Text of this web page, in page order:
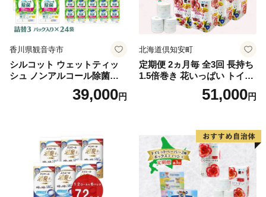
香川県観音寺市
シルコット ウェットティッ
シュ ノンアルコール除菌詰
替（43枚×3P）×24袋 日用品
おもちゃ 拭き取り 手拭き 外
39,000円
北海道倶知安町
定期便 2ヵ月毎 全3回 長持ち
1.5倍巻き 花いっぱい トイレ
ットペーパー ダブル 45ｍ 計
72ロール 全18種 花柄 プリン
ー 消耗品 備蓄 送料無料 北海
道 倶知安町 日用品
51,000円